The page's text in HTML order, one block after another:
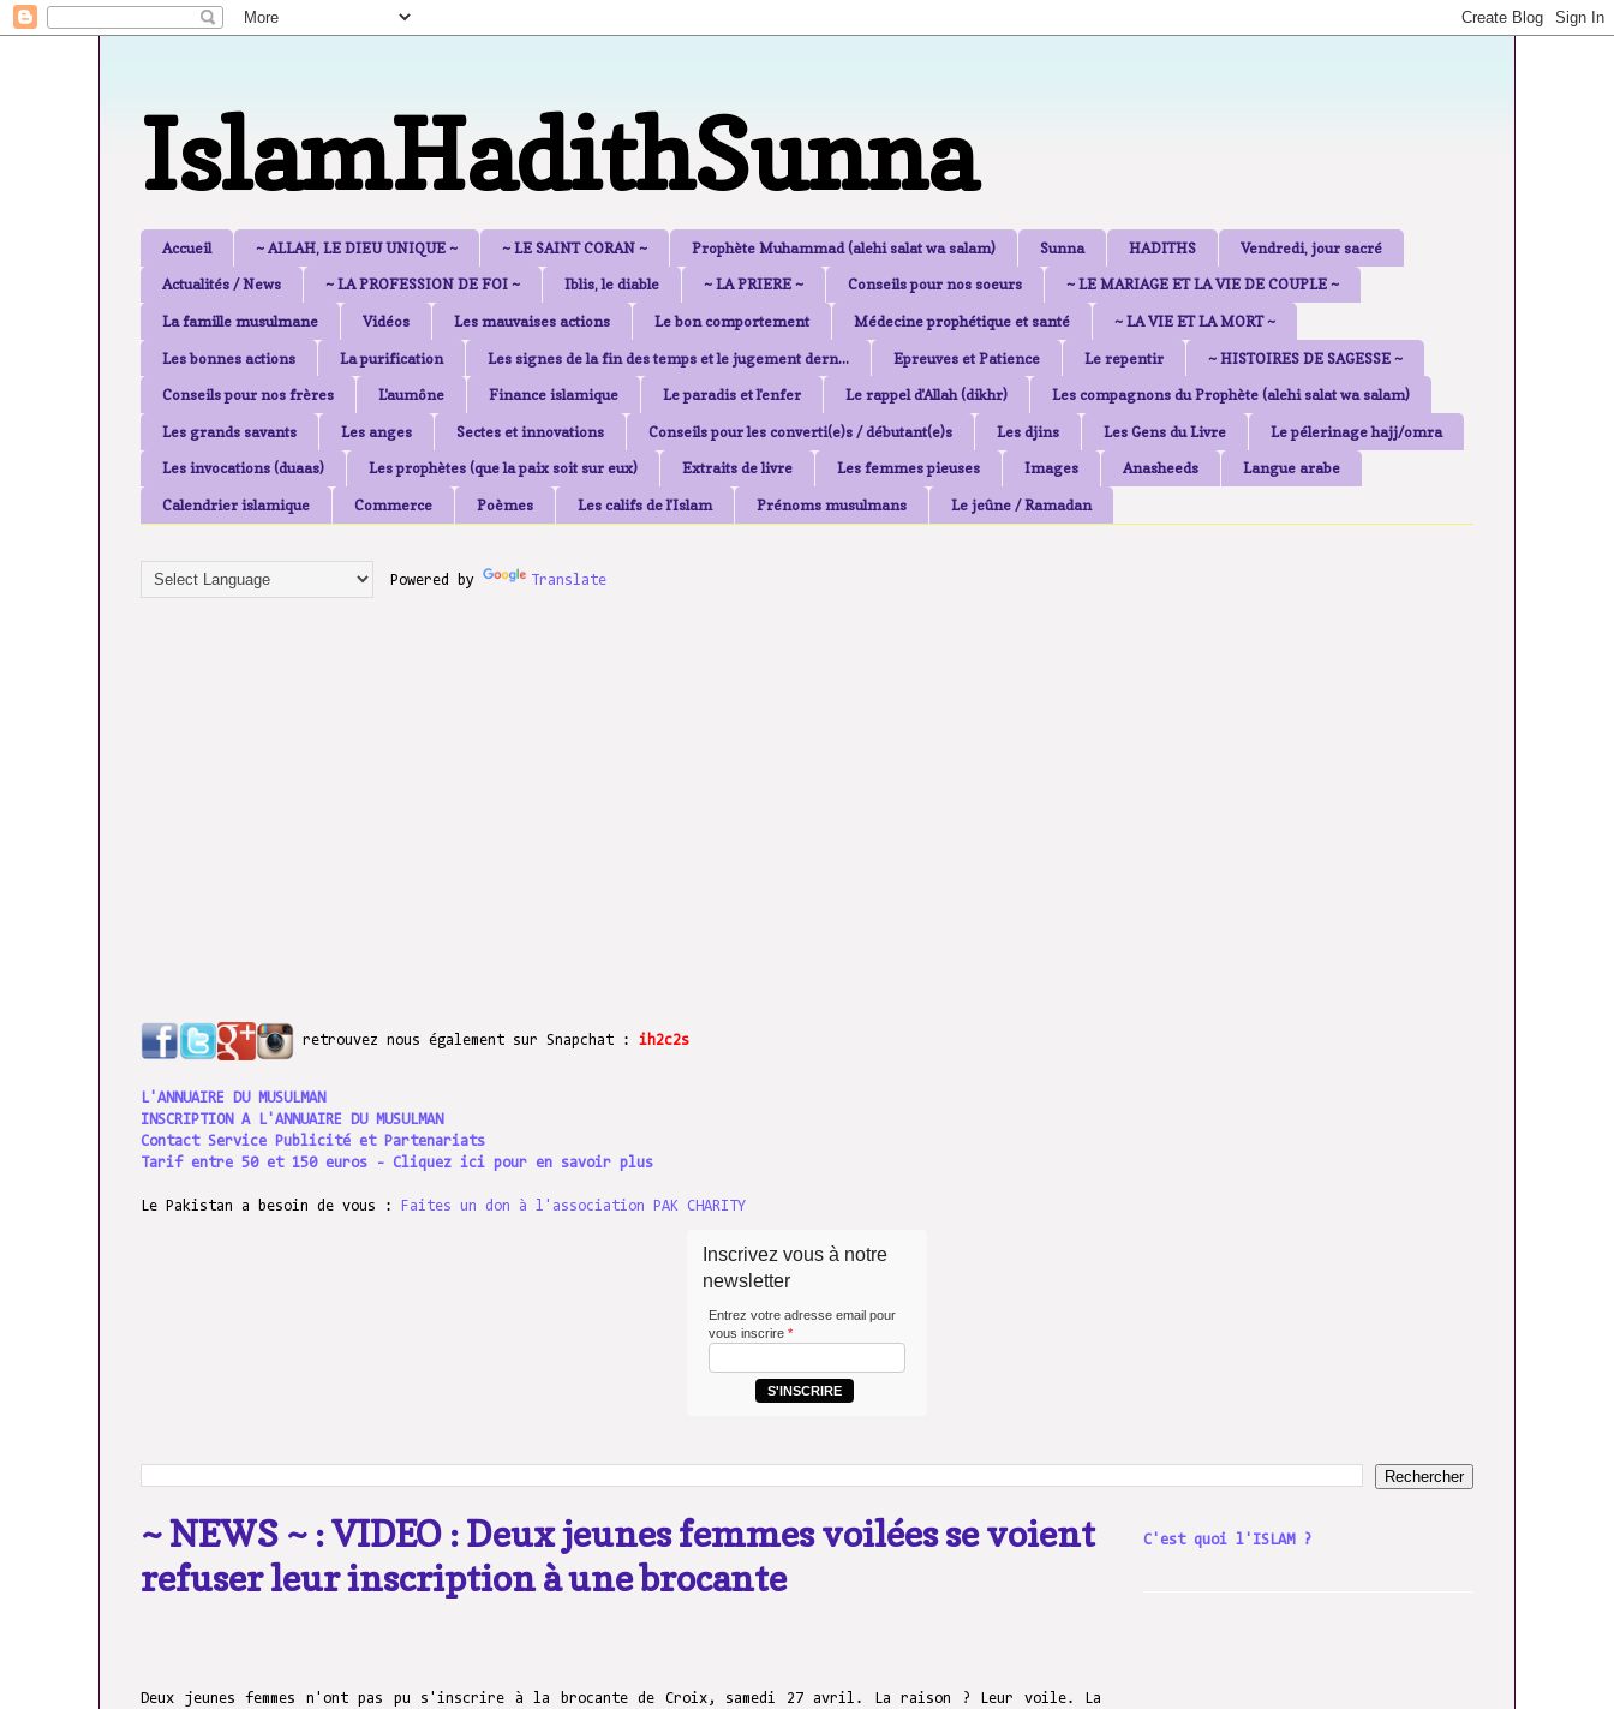
IslamHadithSunna
Accueil ~ ALLAH, LE DIEU UNIQUE ~ ~ LE SAINT CORAN ~ Prophète Muhammad (alehi salat wa salam) Sunna HADITHS Vendredi, jour sacré
Actualités / News ~ LA PROFESSION DE FOI ~ Iblis, le diable ~ LA PRIERE ~ Conseils pour nos soeurs ~ LE MARIAGE ET LA VIE DE COUPLE ~
La famille musulmane Vidéos Les mauvaises actions Le bon comportement Médecine prophétique et santé ~ LA VIE ET LA MORT ~
Les bonnes actions La purification Les signes de la fin des temps et le jugement dern... Epreuves et Patience Le repentir ~ HISTOIRES DE SAGESSE ~
Conseils pour nos frères L'aumône Finance islamique Le paradis et l'enfer Le rappel d'Allah (dikhr) Les compagnons du Prophète (alehi salat wa salam)
Les grands savants Les anges Sectes et innovations Conseils pour les converti(e)s / débutant(e)s Les djins Les Gens du Livre Le pélerinage hajj/omra
Les invocations (duaas) Les prophètes (que la paix soit sur eux) Extraits de livre Les femmes pieuses Images Anasheeds Langue arabe
Calendrier islamique Commerce Poèmes Les califs de l'Islam Prénoms musulmans Le jeûne / Ramadan
Powered by Translate
retrouvez nous également sur Snapchat : ih2c2s
L'ANNUAIRE DU MUSULMAN
INSCRIPTION A L'ANNUAIRE DU MUSULMAN
Contact Service Publicité et Partenariats
Tarif entre 50 et 150 euros - Cliquez ici pour en savoir plus
Le Pakistan a besoin de vous : Faites un don à l'association PAK CHARITY
Inscrivez vous à notre
newsletter
Entrez votre adresse email pour
vous inscrire *
S'INSCRIRE
~ NEWS ~ : VIDEO : Deux jeunes femmes voilées se voient
refuser leur inscription à une brocante
Deux jeunes femmes n'ont pas pu s'inscrire à la brocante de Croix, samedi 27 avril. La raison ? Leur voile. La
C'est quoi l'ISLAM ?